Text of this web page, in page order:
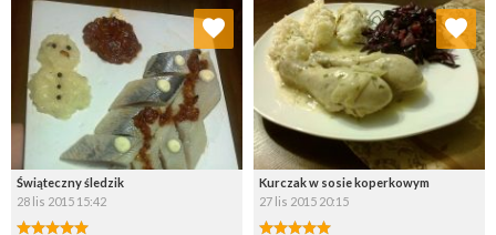
Świąteczny śledzik
28 lis 2015 15:42
Dodaj do ulubionych
Wybierz listę:
Kurczak w sosie koperkowym
27 lis 2015 20:15
Dodaj do ulubionych
Wybierz listę: